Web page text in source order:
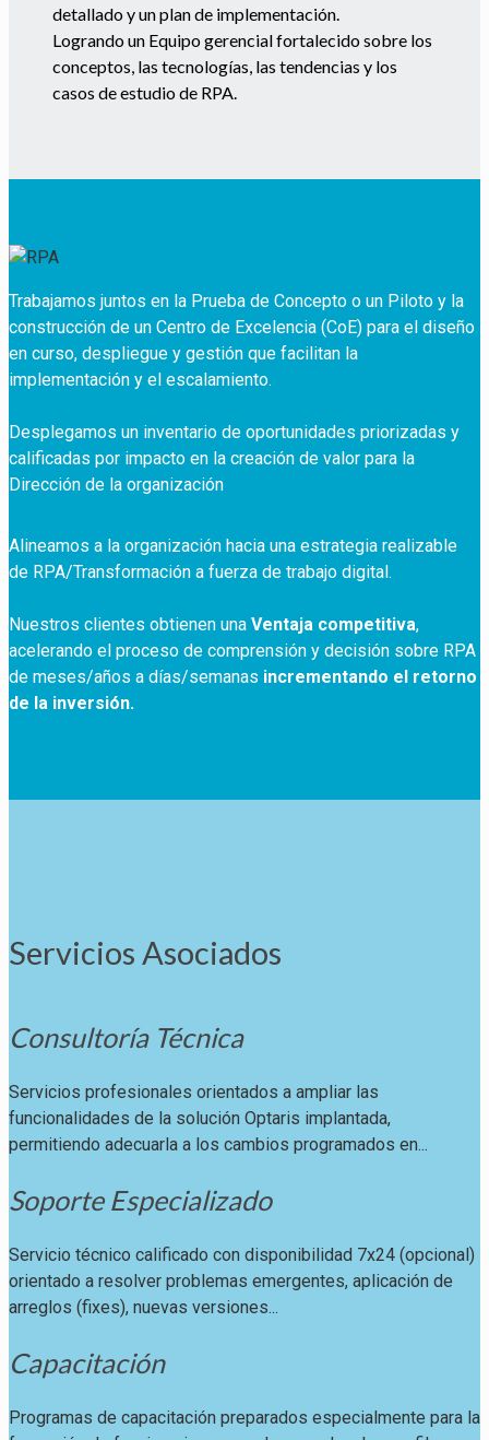
detallado y un plan de implementación.
Logrando un Equipo gerencial fortalecido sobre los
conceptos, las tecnologías, las tendencias y los
casos de estudio de RPA.
Trabajamos juntos en la Prueba de Concepto o un Piloto y la
construcción de un Centro de Excelencia (CoE) para el diseño
en curso, despliegue y gestión que facilitan la
implementación y el escalamiento.
Desplegamos un inventario de oportunidades priorizadas y
calificadas por impacto en la creación de valor para la
Dirección de la organización
Alineamos a la organización hacia una estrategia realizable
de RPA/Transformación a fuerza de trabajo digital.
Nuestros clientes obtienen una Ventaja competitiva,
acelerando el proceso de comprensión y decisión sobre RPA
de meses/años a días/semanas incrementando el retorno
de la inversión.
Servicios Asociados
Consultoría Técnica
Servicios profesionales orientados a ampliar las
funcionalidades de la solución Optaris implantada,
permitiendo adecuarla a los cambios programados en...
Soporte Especializado
Servicio técnico calificado con disponibilidad 7x24 (opcional)
orientado a resolver problemas emergentes, aplicación de
arreglos (fixes), nuevas versiones...
Capacitación
Programas de capacitación preparados especialmente para la